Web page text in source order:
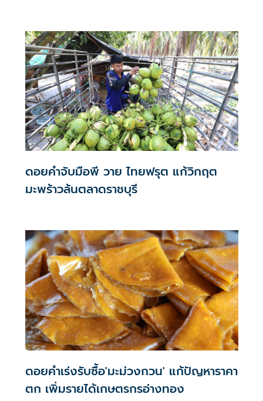
ดอยคำจับมือพี วาย ไทยฟรุต แก้วิกฤต
มะพร้าวล้นตลาดราชบุรี
ดอยคำเร่งรับซื้อ'มะม่วงกวน' แก้ปัญหาราคา
ตก เพิ่มรายได้เกษตรกรอ่างทอง